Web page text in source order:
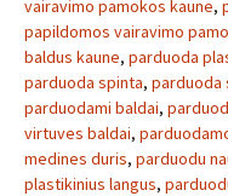
vairavimo pamokos kaune,
papildomos vairavimo
baldus kaune, parduoda
parduoda spinta, parduoda
parduodami baldai,
virtuves baldai,
medines duris, parduodu
plastikinius langus,